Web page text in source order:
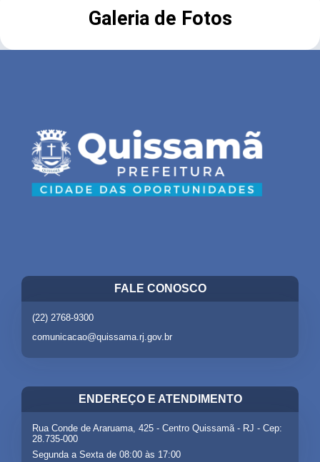
Galeria de Fotos
FALE CONOSCO
(22) 2768-9300
comunicacao@quissama.rj.gov.br
ENDEREÇO E ATENDIMENTO
Rua Conde de Araruama, 425 - Centro Quissamã - RJ - Cep:
28.735-000
Segunda a Sexta de 08:00 às 17:00